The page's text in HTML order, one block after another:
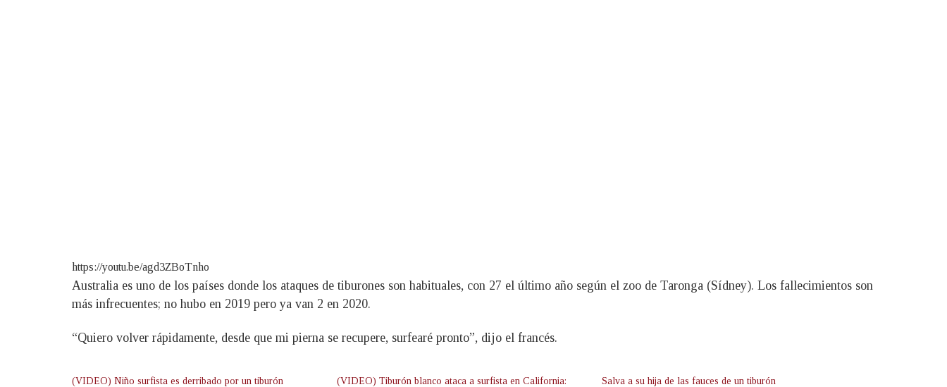
https://youtu.be/agd3ZBoTnho
Australia es uno de los países donde los ataques de tiburones son habituales, con 27 el último año según el zoo de Taronga (Sídney). Los fallecimientos son
más infrecuentes; no hubo en 2019 pero ya van 2 en 2020.
“Quiero volver rápidamente, desde que mi pierna se recupere, surfearé pronto”, dijo el francés.
(VIDEO) Niño surfista es derribado por un tiburón
(VIDEO) Tiburón blanco ataca a surfista en California:
Salva a su hija de las fauces de un tiburón